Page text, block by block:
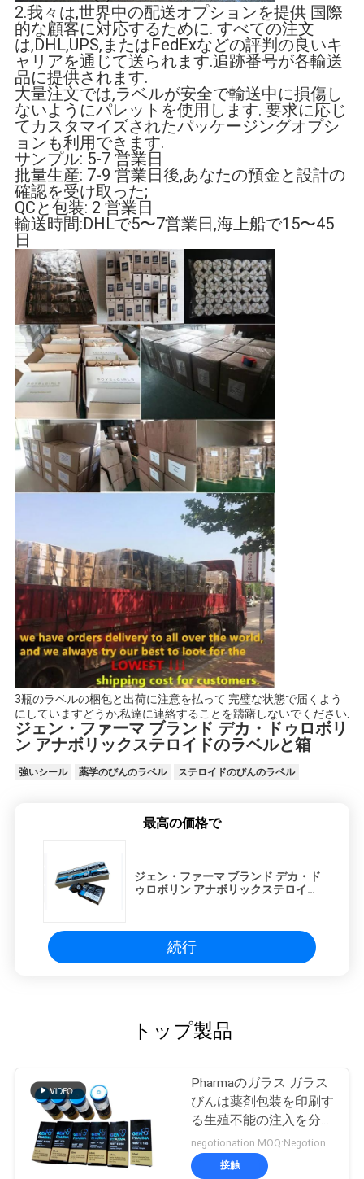
2.我々は,世界中の配送オプションを提供 国際
的な顧客に対応するために. すべての注文
は,DHL,UPS,またはFedExなどの評判の良いキ
ャリアを通じて送られます.追跡番号が各輸送
品に提供されます.
大量注文では,ラベルが安全で輸送中に損傷し
ないようにパレットを使用します. 要求に応じ
てカスタマイズされたパッケージングオプシ
ョンも利用できます.
サンプル: 5-7 営業日
批量生産: 7-9 営業日後,あなたの預金と設計の
確認を受け取った;
QCと包装: 2 営業日
輸送時間:DHLで5〜7営業日,海上船で15〜45
日
3瓶のラベルの梱包と出荷に注意を払って 完璧な状態で届くよう
にしていますどうか,私達に連絡することを躊躇しないでください.
ジェン・ファーマ ブランド デカ・ドゥロボリ
ン アナボリックステロイドのラベルと箱
強いシール 薬学のびんのラベル ステロイドのびんのラベル
最高の価格で
ジェン・ファーマ ブランド デカ・ド
ゥロボリン アナボリックステロイド
続行
トップ製品
Pharmaのガラス ガラス
びんは薬剤包装を印刷す
る生殖不能の注入を分類
します
接触